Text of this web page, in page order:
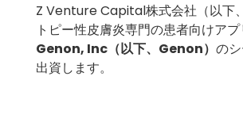
Z Venture Capital株式会社（以下
トピー性⽪膚炎専⾨の患者向けア
Genon, Inc （以下、Genon） の
出資します。